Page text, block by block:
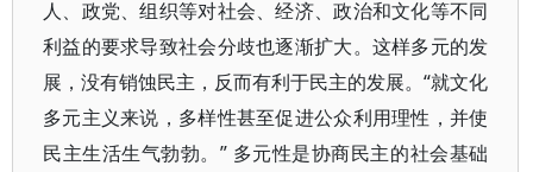
人、政党、组织等对社会、经济、政治和文化等不同
利益的要求导致社会分歧也逐渐扩大。这样多元的发
展，没有销蚀民主，反而有利于民主的发展。“就文化
多元主义来说，多样性甚至促进公众利用理性，并使
民主生活生气勃勃。” 多元性是协商民主的社会基础